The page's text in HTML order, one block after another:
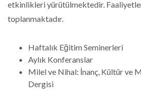
etkinlikleri yürütülmektedir.
toplanmaktadır.
Haftalık Eğitim Seminerleri
Aylık Konferanslar
Milel ve Nihal: İnanç, Kültür ve
Dergisi